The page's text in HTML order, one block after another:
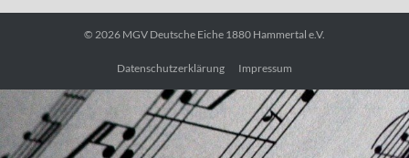
© 2026 MGV Deutsche Eiche 1880 Hammertal e.V.
Datenschutzerklärung Impressum